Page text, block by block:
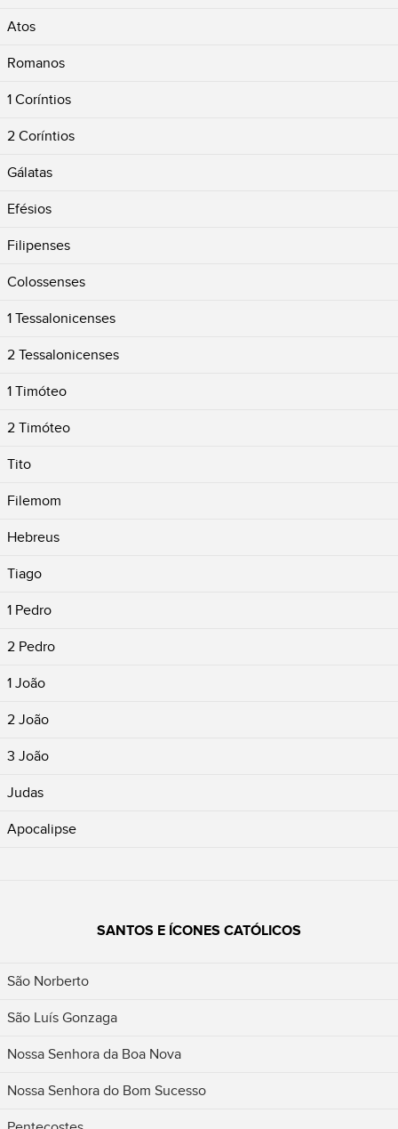
Atos
Romanos
1 Coríntios
2 Coríntios
Gálatas
Efésios
Filipenses
Colossenses
1 Tessalonicenses
2 Tessalonicenses
1 Timóteo
2 Timóteo
Tito
Filemom
Hebreus
Tiago
1 Pedro
2 Pedro
1 João
2 João
3 João
Judas
Apocalipse
SANTOS E ÍCONES CATÓLICOS
São Norberto
São Luís Gonzaga
Nossa Senhora da Boa Nova
Nossa Senhora do Bom Sucesso